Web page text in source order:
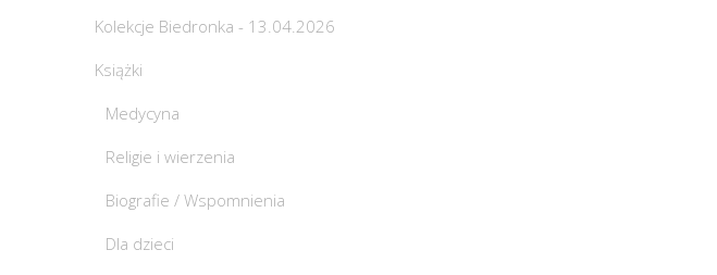
Kolekcje Biedronka - 13.04.2026
Książki
Medycyna
Religie i wierzenia
Biografie / Wspomnienia
Dla dzieci